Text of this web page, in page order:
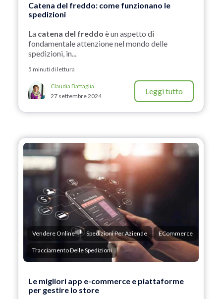
Catena del freddo: come funzionano le
spedizioni
La catena del freddo è un aspetto di
fondamentale attenzione nel mondo delle
spedizioni, in...
5 minuti di lettura
Claudia Battaglia
27 settembre 2024
Leggi tutto
Vendere Online Spedizioni Per Aziende ECommerce
Tracciamento Delle Spedizioni
Le migliori app e-commerce e piattaforme
per gestire lo store